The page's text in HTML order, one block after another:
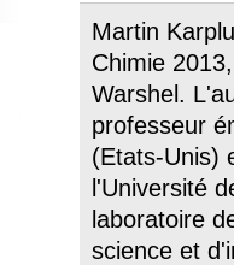
Martin
Chimie
Warshel.
professeur
(Etats-Unis)
l'Université
laboratoire
science et